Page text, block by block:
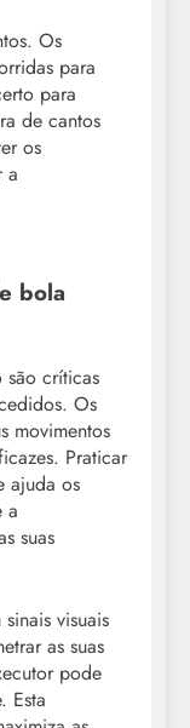
Os
para
para
de cantos
os
a
bola
críticas
Os
movimentos
Praticar
ajuda os
a
suas
visuais
as suas
pode
Esta